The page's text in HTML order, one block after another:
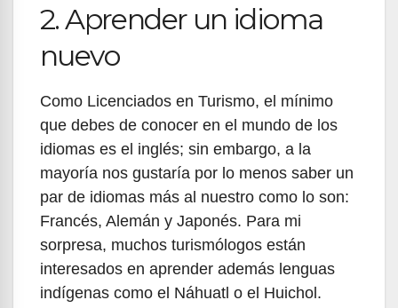
2. Aprender un idioma
nuevo
Como Licenciados en Turismo, el mínimo
que debes de conocer en el mundo de los
idiomas es el inglés; sin embargo, a la
mayoría nos gustaría por lo menos saber un
par de idiomas más al nuestro como lo son:
Francés, Alemán y Japonés. Para mi
sorpresa, muchos turismólogos están
interesados en aprender además lenguas
indígenas como el Náhuatl o el Huichol.